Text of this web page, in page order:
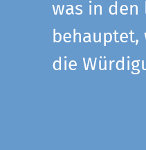
was in den
die